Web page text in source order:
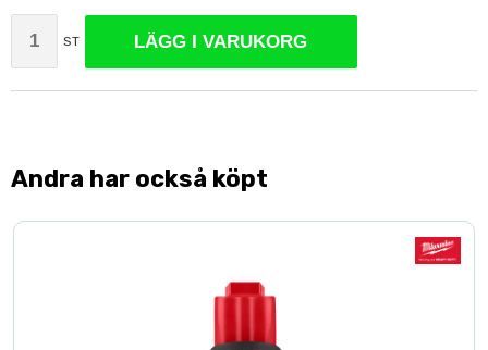
ST LÄGG I VARUKORG
Andra har också köpt